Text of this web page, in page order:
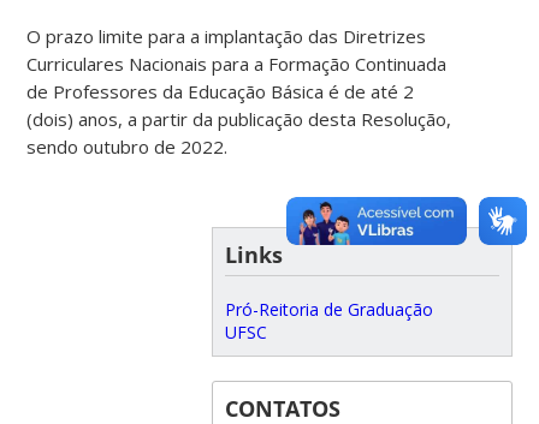
O prazo limite para a implantação das Diretrizes
Curriculares Nacionais para a Formação Continuada
de Professores da Educação Básica é de até 2
(dois) anos, a partir da publicação desta Resolução,
sendo outubro de 2022.
Links
Pró-Reitoria de Graduação
UFSC
CONTATOS